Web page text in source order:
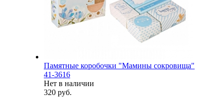
Памятные коробочки "Мамины сокровища"
41-3616
Нет в наличии
320 руб.